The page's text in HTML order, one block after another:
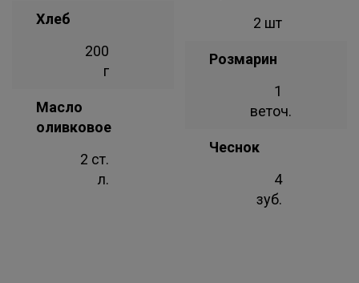
Хлеб
200
г
Масло
оливковое
2 ст.
л.
2 шт
Розмарин
1
веточ.
Чеснок
4
зуб.